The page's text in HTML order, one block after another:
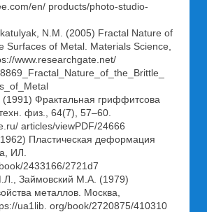
en/ products/photo-studio-
N.M. (2005) Fractal Nature of
Surfaces of Metal. Materials Science,
www.researchgate.net/
Фрактальная гриффитсова
физ., 64(7), 57–60.
articles/viewPDF/24666
Пластическая деформация
ИЛ.
2433166/2721d7
Займовский М.А. (1979)
металлов. Москва,
ua1lib. org/book/2720875/410310